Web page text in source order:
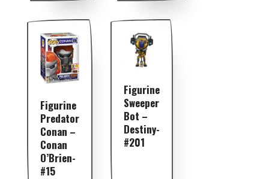
Figurine
Predator
Conan –
Conan
O’Brien-
#15
Figurine
Sweeper
Bot –
Destiny-
#201